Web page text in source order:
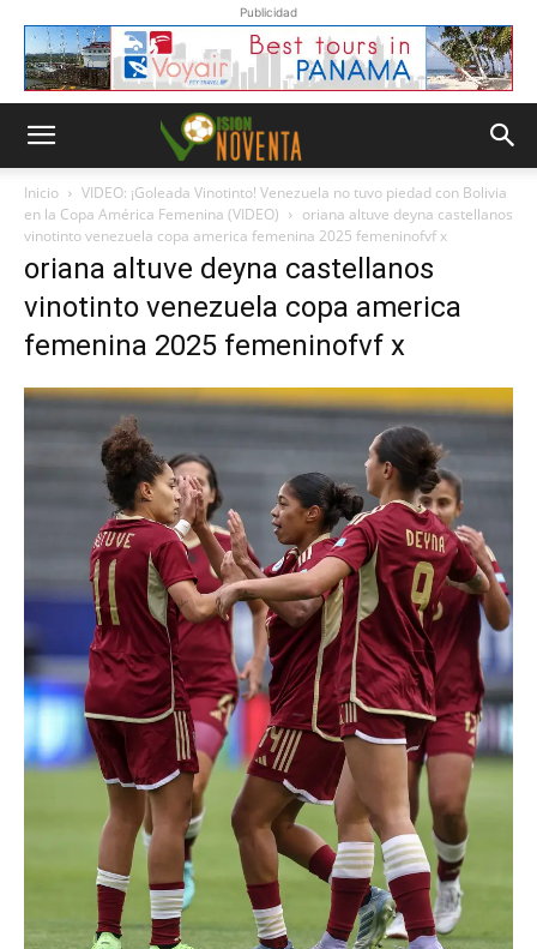
Publicidad
Inicio
VIDEO: ¡Goleada Vinotinto! Venezuela no tuvo piedad con Bolivia
en la Copa América Femenina (VIDEO)
oriana altuve deyna castellanos
vinotinto venezuela copa america femenina 2025 femeninofvf x
oriana altuve deyna castellanos
vinotinto venezuela copa america
femenina 2025 femeninofvf x